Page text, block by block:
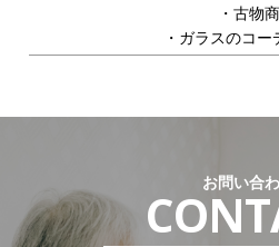
・古物商
・ガラスのコ
お問い合